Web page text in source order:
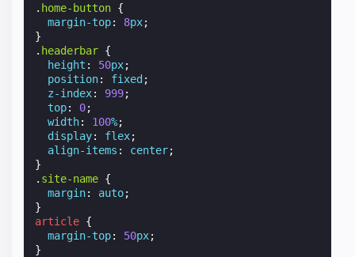
. home-button {
margin-top: 8px;
}
. headerbar {
height : 50px;
position: fixed;
z-index: 999;
top: 0;
width: 100%;
display: flex;
align-items : center;
}
. site-name {
margin: auto;
}
article {
margin-top: 50px;
}